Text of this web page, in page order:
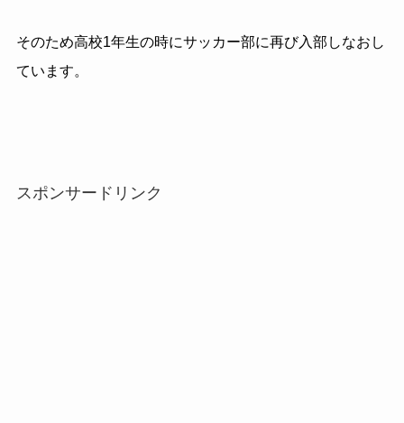
そのため高校1年生の時にサッカー部に再び入部しなおし
ています。
スポンサードリンク